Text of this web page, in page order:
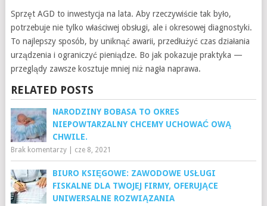
Sprzęt AGD to inwestycja na lata. Aby rzeczywiście tak było,
potrzebuje nie tylko właściwej obsługi, ale i okresowej diagnostyki.
To najlepszy sposób, by uniknąć awarii, przedłużyć czas działania
urządzenia i ograniczyć pieniądze. Bo jak pokazuje praktyka —
przeglądy zawsze kosztuje mniej niż nagła naprawa.
RELATED POSTS
NARODZINY BOBASA TO OKRES
NIEPOWTARZALNY CHCEMY UCHOWAĆ OWĄ
CHWILE.
Brak komentarzy| cze 8, 2021
BIURO KSIĘGOWE: ZAWODOWE USŁUGI
FISKALNE DLA TWOJEJ FIRMY, OFERUJĄCE
UNIWERSALNE ROZWIĄZANIA